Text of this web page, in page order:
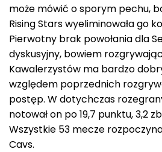
może mówić o sporym pechu,
Rising Stars wyeliminowała go
Pierwotny brak powołania dla
dyskusyjny, bowiem
Kawalerzystów ma bardzo
względem poprzednich
postęp. W dotychczas
notował on po 19,7 punktu, 3,2
Wszystkie 53 mecze
Cavs.